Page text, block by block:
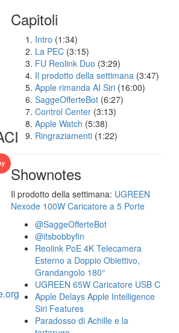
Capitoli
Intro (1:34)
La PEC (3:15)
FU Reolink Duo (3:29)
Il prodotto della settimana (3:47)
Apple rimanda AI Siri (16:00)
SaggeOfferteBot (6:27)
Control Center (3:13)
Apple Watch (5:38)
Ringraziamenti (1:22)
Shownotes
Il prodotto della settimana: UGREEN
Nexode 100W Caricatore a 5 Porte
@SaggeOfferteBot
@itsbobbyfin
Reolink PoE 4K Telecamera
Esterno a Doppio Obiettivo,
Grandangolo 180°
UGREEN 65W Caricatore USB C
Apple Delays Apple Intelligence
Siri Features
Paradosso di Achille e la